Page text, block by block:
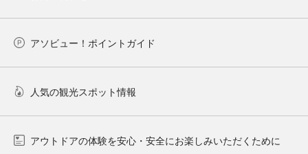
アソビュー！ポイントガイド
人気の観光スポット情報
アウトドアの体験を安心・安全にお楽しみいただくために